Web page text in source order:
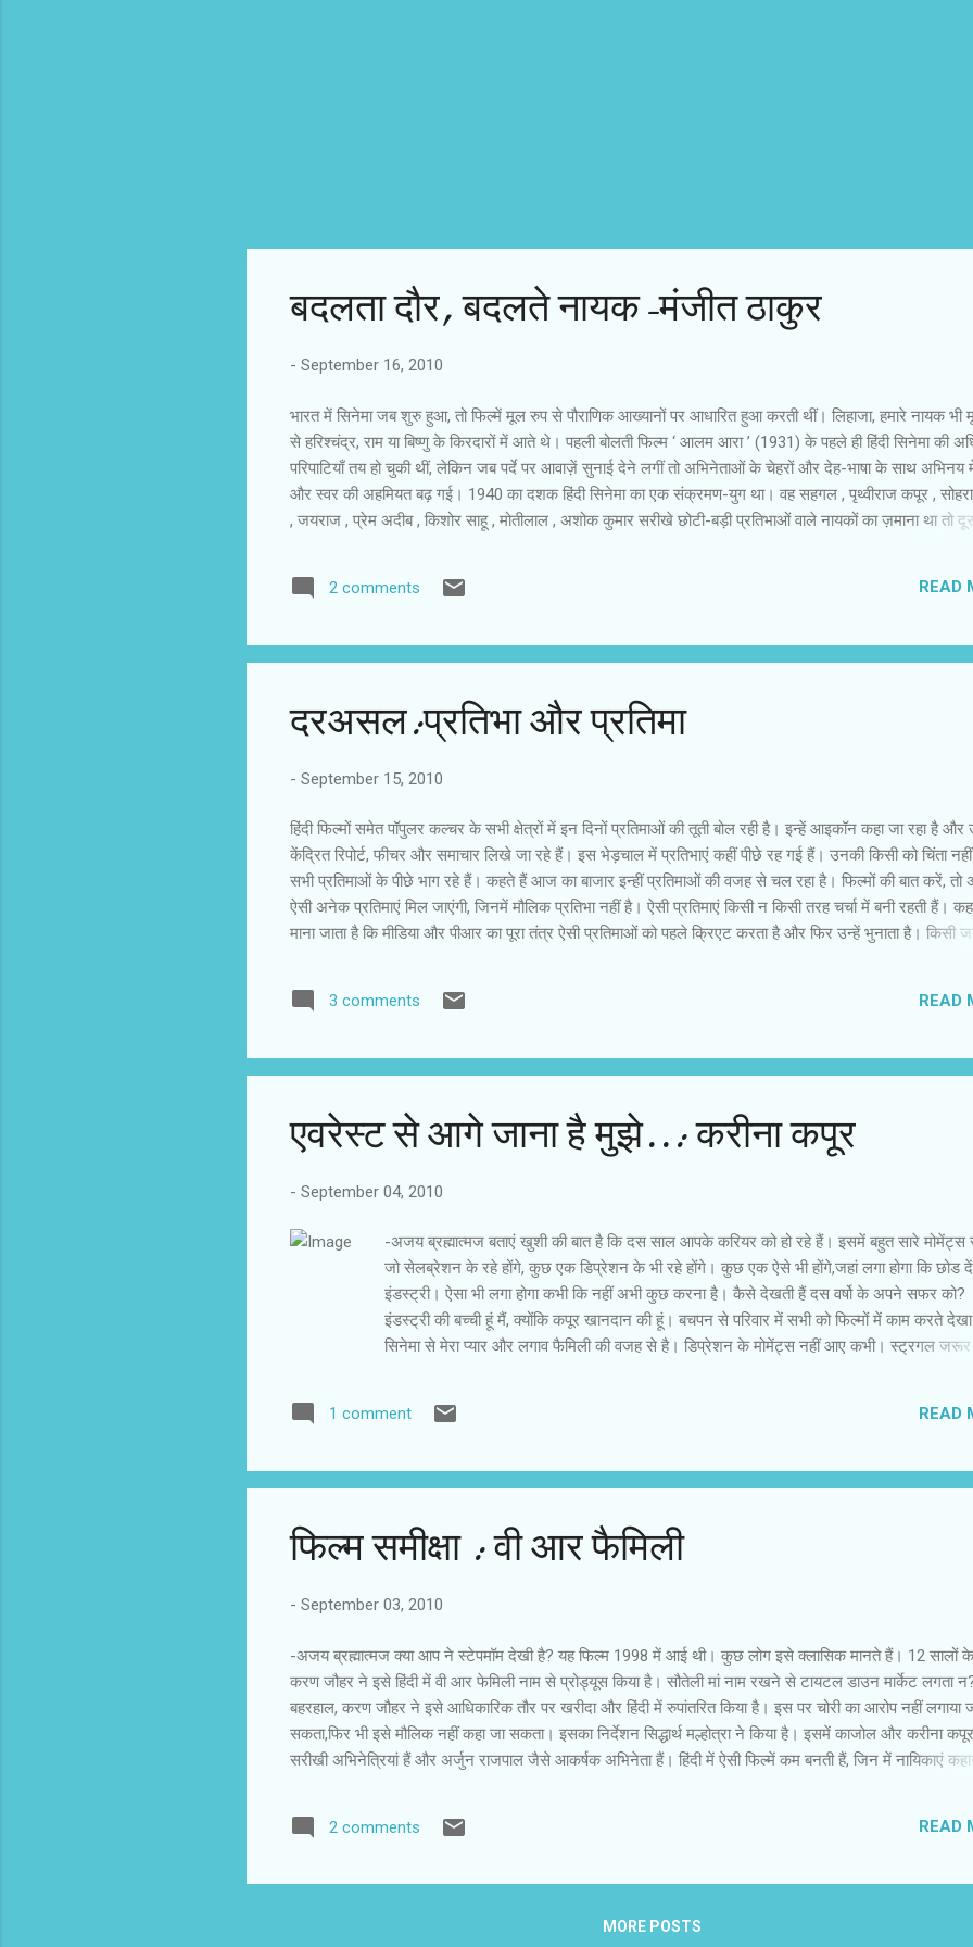
बदलता दौर, बदलते नायक-मंजीत ठाकुर
- September 16, 2010
भारत में सिनेमा जब शुरु हुआ, तो फिल्में मूल रुप से पौराणिक आख्यानों पर आधारित हुआ करती थीं। लिहाजा, हमारे नायक भी
से हरिश्चंद्र, राम या बिष्णु के किरदारों में आते थे। पहली बोलती फिल्म ‘ आलम आरा ’ (1931) के पहले ही हिंदी सिनेमा की
परिपाटियाँ तय हो चुकी थीं, लेकिन जब पर्दे पर आवाज़ें सुनाई देने लगीं तो अभिनेताओं के चेहरों और देह-भाषा के साथ अभिनय
और स्वर की अहमियत बढ़ गई। 1940 का दशक हिंदी सिनेमा का एक संक्रमण-युग था। वह सहगल , पृथ्वीराज कपूर ,
, जयराज , प्रेम अदीब , किशोर साहू , मोतीलाल , अशोक कुमार सरीखे छोटी-बड़ी प्रतिभाओं वाले नायकों का ज़माना था तो
अतिनाटकीय शैलियां बदलते युग और समाज में हास्यास्पद लगने लगीं , उधर बरुआ ने बांग्ला ‘ देवदास ’ में नायक की परिभाषा
दिया। अचानक सहगल और सोहराब मोदी जैसे स्थापित नायक अभिनय-शैली में बदलाव की वजह से भी पुराने पड़ने लगे।
2 comments READ
दरअसल:प्रतिभा और प्रतिमा
- September 15, 2010
हिंदी फिल्मों समेत पॉपुलर कल्चर के सभी क्षेत्रों में इन दिनों प्रतिमाओं की तूती बोल रही है। इन्हें आइकॉन कहा जा रहा है और
केंद्रित रिपोर्ट, फीचर और समाचार लिखे जा रहे हैं। इस भेड़चाल में प्रतिभाएं कहीं पीछे रह गई हैं। उनकी किसी को चिंता
सभी प्रतिमाओं के पीछे भाग रहे हैं। कहते हैं आज का बाजार इन्हीं प्रतिमाओं की वजह से चल रहा है। फिल्मों की बात करें, तो
ऐसी अनेक प्रतिमाएं मिल जाएंगी, जिनमें मौलिक प्रतिभा नहीं है। ऐसी प्रतिमाएं किसी न किसी तरह चर्चा में बनी रहती हैं।
माना जाता है कि मीडिया और पीआर का पूरा तंत्र ऐसी प्रतिमाओं को पहले क्रिएट करता है और फिर उन्हें भुनाता है। किसी
दिन-रात देखते, सुनते और पढ़ते रहते हैं, लेकिन महीनों-सालों से उनकी कोई फिल्म नहीं आई है। कभी कोई आ भी गई, तो
देखने नहीं गए। फिर आश्चर्य होता है कि क्या सचमुच पाठक ऐसे स्टार्सं के बारे में पढ़ना चाहते हैं या किसी प्रपंच के तहत वे
3 comments READ
एवरेस्ट से आगे जाना है मुझे..: करीना कपूर
- September 04, 2010
-अजय ब्रह्मात्‍मज बताएं खुशी की बात है कि दस साल आपके करियर को हो रहे हैं। इसमें बहुत सारे मोमेंट्स
जो सेलब्रेशन के रहे होंगे, कुछ एक डिप्रेशन के भी रहे होंगे। कुछ एक ऐसे भी होंगे,जहां लगा होगा कि छोड दें
इंडस्ट्री। ऐसा भी लगा होगा कभी कि नहीं अभी कुछ करना है। कैसे देखती हैं दस वर्षो के अपने सफर को?
इंडस्ट्री की बच्ची हूं मैं, क्योंकि कपूर खानदान की हूं। बचपन से परिवार में सभी को फिल्मों में काम करते
सिनेमा से मेरा प्यार और लगाव फैमिली की वजह से है। डिप्रेशन के मोमेंट्स नहीं आए कभी। स्ट्रगल जरूर
रिफ्यूजी ने मेरे करियर को शुरू में ही टॉप पर डाल दिया था। अरे ये तो स्टार है, ये ये है, ये वो है। फिल्में नहीं
घबराई नहीं। मैंने वो जो पैशन था, जो...
1 comment READ
फिल्‍म समीक्षा : वी आर फैमिली
- September 03, 2010
-अजय ब्रह्मात्‍मज क्या आप ने स्टेपमॉम देखी है? यह फिल्म 1998 में आई थी। कुछ लोग इसे क्लासिक मानते हैं। 12 सालों के
करण जौहर ने इसे हिंदी में वी आर फेमिली नाम से प्रोड्यूस किया है। सौतेली मां नाम रखने से टायटल डाउन मार्केट लगता
बहरहाल, करण जौहर ने इसे आधिकारिक तौर पर खरीदा और हिंदी में रुपांतरित किया है। इस पर चोरी का आरोप नहीं लगाया
सकता,फिर भी इसे मौलिक नहीं कहा जा सकता। इसका निर्देशन सिद्धार्थ मल्होत्रा ने किया है। इसमें काजोल और करीना कपूर
सरीखी अभिनेत्रियां हैं और अर्जुन राजपाल जैसे आकर्षक अभिनेता हैं। हिंदी में ऐसी फिल्में कम बनती हैं, जिन में नायिकाएं
नहीं बतायी जाती। हमारा परिचय तीनों किरदारों से तब होता है जब तलाकशुदा पति के जीवन में नई लड़की आ चुकी है। पूर्व
2 comments READ
MORE POSTS